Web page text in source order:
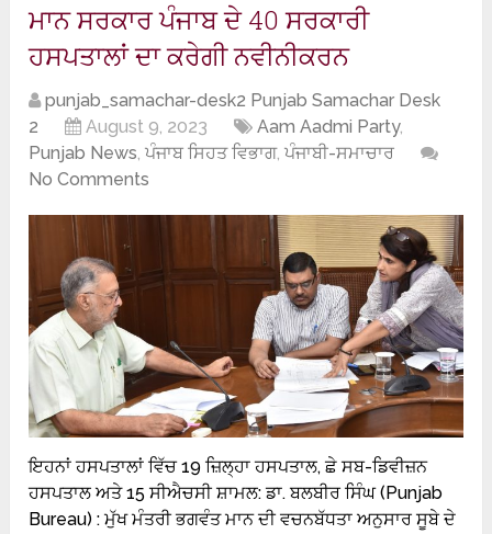
ਮਾਨ ਸਰਕਾਰ ਪੰਜਾਬ ਦੇ 40 ਸਰਕਾਰੀ
ਹਸਪਤਾਲਾਂ ਦਾ ਕਰੇਗੀ ਨਵੀਨੀਕਰਨ
punjab_samachar-desk2 Punjab Samachar Desk
2
August 9, 2023 Aam Aadmi Party,
Punjab News,ਪੰਜਾਬ ਸਿਹਤ ਵਿਭਾਗ,ਪੰਜਾਬੀ-ਸਮਾਚਾਰ
No Comments
ਇਹਨਾਂ ਹਸਪਤਾਲਾਂ ਵਿੱਚ 19 ਜ਼ਿਲ੍ਹਾ ਹਸਪਤਾਲ, ਛੇ ਸਬ-ਡਿਵੀਜ਼ਨ
ਹਸਪਤਾਲ ਅਤੇ 15 ਸੀਐਚਸੀ ਸ਼ਾਮਲ: ਡਾ. ਬਲਬੀਰ ਸਿੰਘ (Punjab
Bureau) : ਮੁੱਖ ਮੰਤਰੀ ਭਗਵੰਤ ਮਾਨ ਦੀ ਵਚਨਬੱਧਤਾ ਅਨੁਸਾਰ ਸੂਬੇ ਦੇ